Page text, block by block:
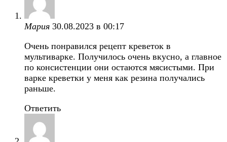
Мария 30.08.2023 в 00:17
Очень понравился рецепт креветок в
мультиварке. Получилось очень вкусно, а главное
по консистенции они остаются мясистыми. При
варке креветки у меня как резина получались
раньше.
Ответить